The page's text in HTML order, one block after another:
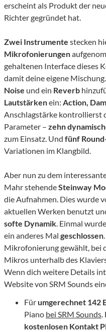
erscheint als Produkt der
Richter gegründet hat.
Zwei Instrumente stecken
Mikrofonierungen
gehaltenen Interface dieses
damit deine eigene
Noise und ein Reverb
Lautstärkenein: Action,
Anschlagstärke kontrollierst
Parameter – zehn
zum Einsatz. Und fünf
Variationen im Klangbild.
Aber nun zu dem
Mahr stehendeSteinway
die Aufnahmen. Dies wurde
aktuellen Werken benutzt
softe Dynamik. Einmal
ein anderes Mal geschlossen
Mikrofonierung gewählt, bei
Mikros unterhalb des
Wenn dich weitere Details
Website von SRM Sounds
Für umgerechnet 142
Piano bei SRM Sounds.
kostenlosen Kontakt